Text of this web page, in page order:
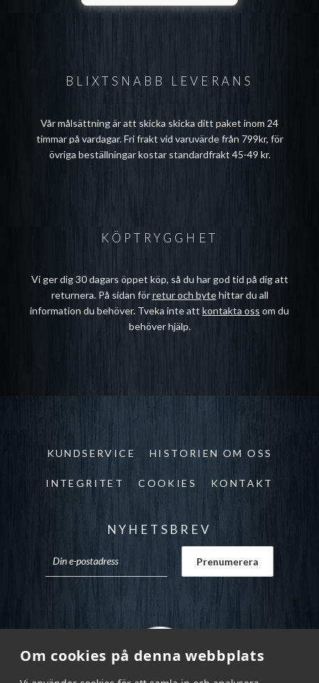
Om cookies på denna webbplats
BLIXTSNABB LEVERANS
Vår målsättning är att skicka skicka ditt paket inom 24
timmar på vardagar. Fri frakt vid varuvärde från 799kr, för
övriga beställningar kostar standardfrakt 45-49 kr.
KÖPTRYGGHET
Vi ger dig 30 dagars öppet köp, så du har god tid på dig att
returnera. På sidan förretur och bytehittar du all
information du behöver. Tveka inte att kontakta oss om du
behöver hjälp.
KUNDSERVICE HISTORIEN OM OSS
INTEGRITET COOKIES KONTAKT
NYHETSBREV